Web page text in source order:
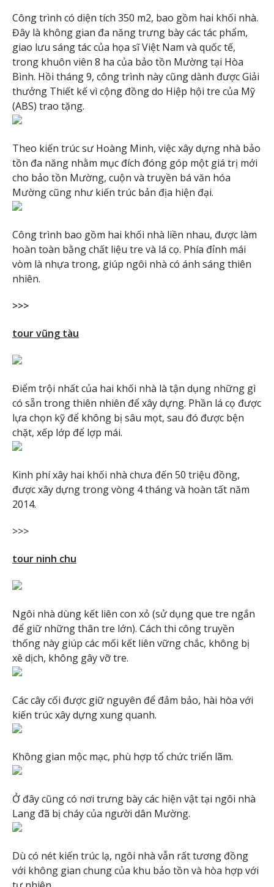
Công trình có diện tích 350 m2, bao gồm hai khối nhà.
Đây là không gian đa năng trưng bày các tác phẩm,
giao lưu sáng tác của họa sĩ Việt Nam và quốc tế,
trong khuôn viên 8 ha của bảo tồn Mường tại Hòa
Bình. Hồi tháng 9, công trình này cũng dành được Giải
thưởng Thiết kế vì cộng đồng do Hiệp hội tre của Mỹ
(ABS) trao tặng.
Theo kiến trúc sư Hoàng Minh, việc xây dựng nhà bảo
tồn đa năng nhằm mục đích đóng góp một giá trị mới
cho bảo tồn Mường, cuộn và truyền bá văn hóa
Mường cũng như kiến trúc bản địa hiện đại.
Công trình bao gồm hai khối nhà liền nhau, được làm
hoàn toàn bằng chất liệu tre và lá cọ. Phía đỉnh mái
vòm là nhựa trong, giúp ngôi nhà có ánh sáng thiên
nhiên.
>>>
tour vũng tàu
Điểm trội nhất của hai khối nhà là tận dụng những gì
có sẵn trong thiên nhiên để xây dựng. Phần lá cọ được
lựa chọn kỹ để không bị sâu mọt, sau đó được bện
chặt, xếp lớp để lợp mái.
Kinh phí xây hai khối nhà chưa đến 50 triệu đồng,
được xây dựng trong vòng 4 tháng và hoàn tất năm
2014.
>>>
tour ninh chu
Ngôi nhà dùng kết liên con xỏ (sử dụng que tre ngắn
để giữ những thân tre lớn). Cách thi công truyền
thống này giúp các mối kết liên vững chắc, không bị
xê dịch, không gây vỡ tre.
Các cây cối được giữ nguyên để đảm bảo, hài hòa với
kiến trúc xây dựng xung quanh.
Không gian mộc mạc, phù hợp tổ chức triển lãm.
Ở đây cũng có nơi trưng bày các hiện vật tại ngôi nhà
Lang đã bị cháy của người dân Mường.
Dù có nét kiến trúc lạ, ngôi nhà vẫn rất tương đồng
với không gian chung của khu bảo tồn và hòa hợp với